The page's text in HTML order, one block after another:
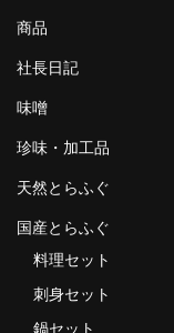
商品
社長日記
味噌
珍味・加工品
天然とらふぐ
国産とらふぐ
料理セット
刺身セット
鍋セット